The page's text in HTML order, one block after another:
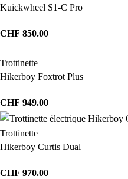
Kuickwheel S1-C Pro
CHF 850.00
Trottinette
Hikerboy Foxtrot Plus
CHF 949.00
Trottinette
Hikerboy Curtis Dual
CHF 970.00